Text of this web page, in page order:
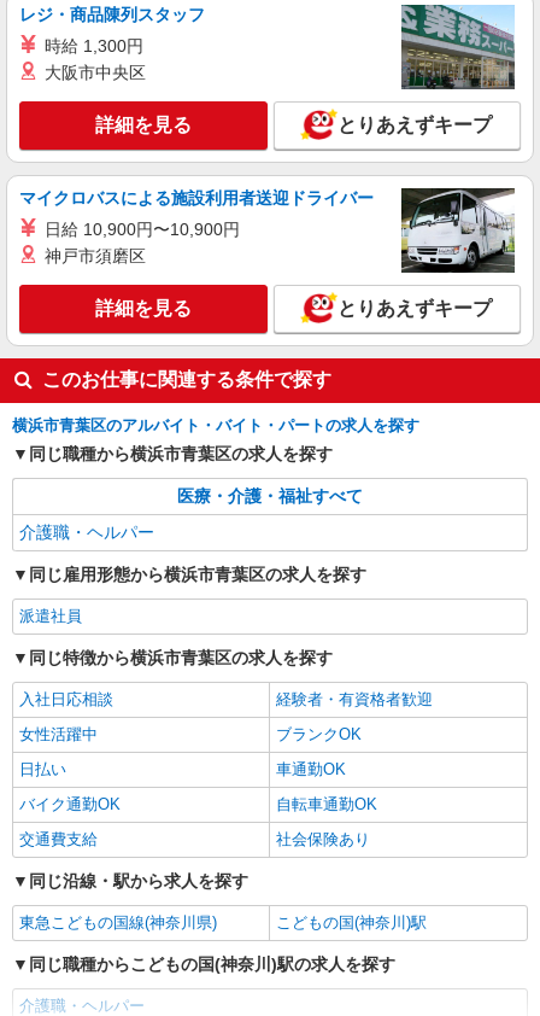
神奈川県横浜市青葉区
キープ 詳細を見る
株式会社kotrio /●YK-H-2013475
あざみ野駅★グループホームで夜勤専従★日払
いOK★履歴書不要
時給1600円〜2250円 ＜日払い有/週払い有/交
キープ 詳細を見る
レジ・商品陳列スタッフ
時給 1,300円
大阪市中央区
詳細を見る とりあえずキープ
マイクロバスによる施設利用者送迎ドライバー
日給 10,900円〜10,900円
神戸市須磨区
詳細を見る とりあえずキープ
このお仕事に関連する条件で探す
横浜市青葉区のアルバイト・バイト・パートの求人を探す
同じ職種から横浜市青葉区の求人を探す
医療・介護・福祉すべて
介護職・ヘルパー
同じ雇用形態から横浜市青葉区の求人を探す
派遣社員
同じ特徴から横浜市青葉区の求人を探す
入社日応相談
経験者・有資格者歓迎
女性活躍中
ブランクOK
日払い
車通勤OK
バイク通勤OK
自転車通勤OK
交通費支給
社会保険あり
同じ沿線・駅から求人を探す
東急こどもの国線(神奈川県) こどもの国(神奈川)駅
同じ職種からこどもの国(神奈川)駅の求人を探す
介護職・ヘルパー